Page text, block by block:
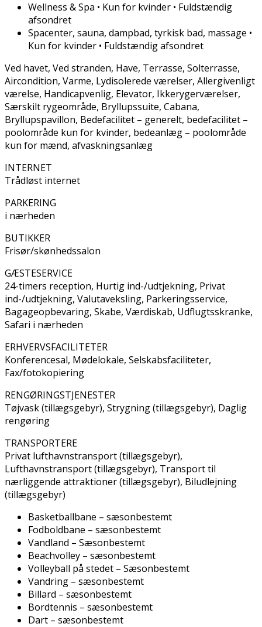
Wellness & Spa • Kun for kvinder • Fuldstændig
afsondret
Spacenter, sauna, dampbad, tyrkisk bad, massage •
Kun for kvinder • Fuldstændig afsondret
Ved havet, Ved stranden, Have, Terrasse, Solterrasse,
Aircondition, Varme, Lydisolerede værelser, Allergivenligt
værelse, Handicapvenlig, Elevator, Ikkerygerværelser,
Særskilt rygeområde, Bryllupssuite, Cabana,
Bryllupspavillon, Bedefacilitet – generelt, bedefacilitet –
poolområde kun for kvinder, bedeanlæg – poolområde
kun for mænd, afvaskningsanlæg
INTERNET
Trådløst internet
PARKERING
i nærheden
BUTIKKER
Frisør/skønhedssalon
GÆSTESERVICE
24-timers reception, Hurtig ind-/udtjekning, Privat
ind-/udtjekning, Valutaveksling, Parkeringsservice,
Bagageopbevaring, Skabe, Værdiskab, Udflugtsskranke,
Safari i nærheden
ERHVERVSFACILITETER
Konferencesal, Mødelokale, Selskabsfaciliteter,
Fax/fotokopiering
RENGØRINGSTJENESTER
Tøjvask (tillægsgebyr), Strygning (tillægsgebyr), Daglig
rengøring
TRANSPORTERE
Privat lufthavnstransport (tillægsgebyr),
Lufthavnstransport (tillægsgebyr), Transport til
nærliggende attraktioner (tillægsgebyr), Biludlejning
(tillægsgebyr)
Basketballbane – sæsonbestemt
Fodboldbane – sæsonbestemt
Vandland – Sæsonbestemt
Beachvolley – sæsonbestemt
Volleyball på stedet – Sæsonbestemt
Vandring – sæsonbestemt
Billard – sæsonbestemt
Bordtennis – sæsonbestemt
Dart – sæsonbestemt